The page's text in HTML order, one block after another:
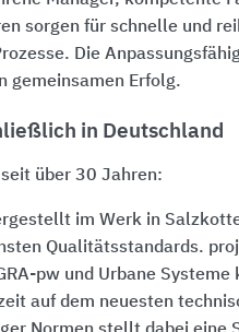
sorgen für schnelle und
Die
gemeinsamen Erfolg.
in Deutschland
über 30 Jahren:
im Werk in
Qualitätsstandards.
pw und Urbane
auf dem neuesten